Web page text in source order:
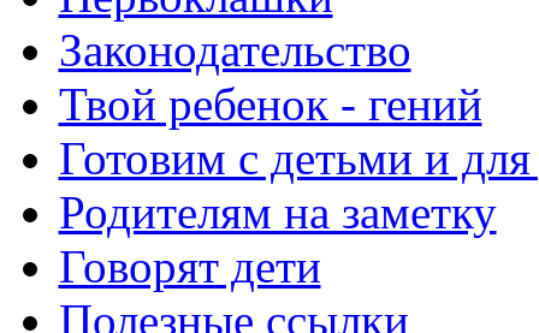
Законодательство
Твой ребенок - гений
Готовим с детьми и для
Родителям на заметку
Говорят дети
Полезные ссылки